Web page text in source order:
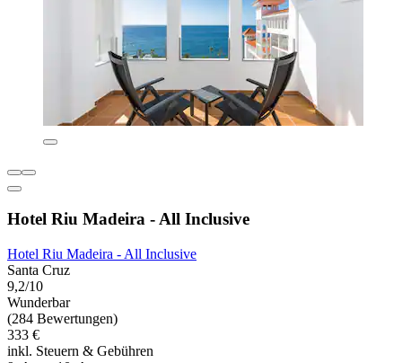
Hotel Riu Madeira - All Inclusive
Hotel Riu Madeira - All Inclusive
Santa Cruz
9,2/10
Wunderbar
(284 Bewertungen)
333 €
inkl. Steuern & Gebühren